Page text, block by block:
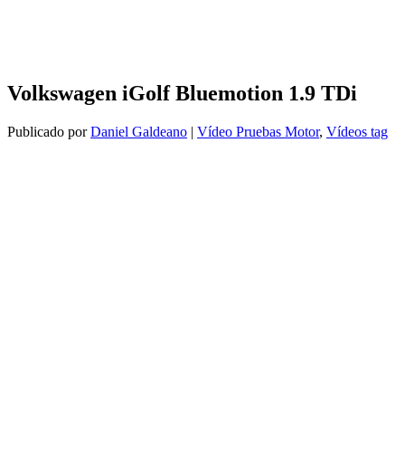
Volkswagen iGolf Bluemotion 1.9 TDi
Publicado porDaniel Galdeano | Vídeo Pruebas Motor, Vídeos tag